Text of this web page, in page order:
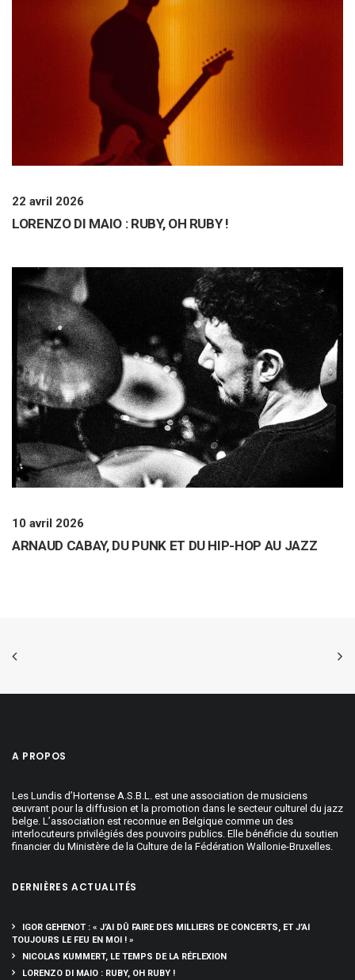
22 avril 2026
LORENZO DI MAIO : RUBY, OH RUBY !
10 avril 2026
ARNAUD CABAY, DU PUNK ET DU HIP-HOP AU JAZZ
A PROPOS
Les Lundis d’Hortense A.S.B.L. est une association de musiciens
œuvrant pour la diffusion et la promotion dans le secteur culturel du jazz
belge. L’association est reconnue en Belgique comme un des
interlocuteurs privilégiés des pouvoirs publics. Elle bénéficie du soutien
financier du Ministère de la Culture de la Fédération Wallonie-Bruxelles.
DERNIÈRES ACTUALITÉS
IGOR GEHENOT : « J’AI DÛ FAIRE DES MILLIERS DE CONCERTS, ET J’AI
TOUJOURS LE FEU EN MOI ! »
NICOLAS KUMMERT, LE TEMPS DE LA RÉFLEXION
LORENZO DI MAIO : RUBY, OH RUBY !